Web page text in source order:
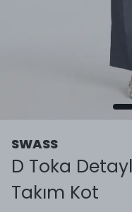
SWASS
D Toka
Takım Kot